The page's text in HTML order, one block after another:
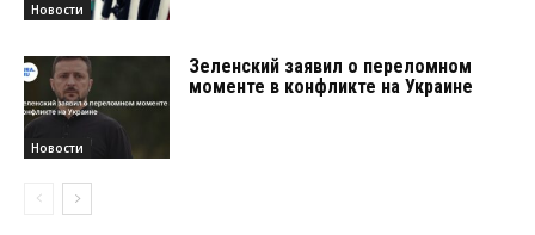
Новости
Новости
Зеленский заявил о переломном
моменте в конфликте на Украине